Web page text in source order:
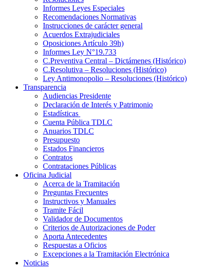
Informes Leyes Especiales
Recomendaciones Normativas
Instrucciones de carácter general
Acuerdos Extrajudiciales
Oposiciones Artículo 39h)
Informes Ley N°19.733
C.Preventiva Central – Dictámenes (Histórico)
C.Resolutiva – Resoluciones (Histórico)
Ley Antimonopolio – Resoluciones (Histórico)
Transparencia
Audiencias Presidente
Declaración de Interés y Patrimonio
Estadísticas
Cuenta Pública TDLC
Anuarios TDLC
Presupuesto
Estados Financieros
Contratos
Contrataciones Públicas
Oficina Judicial
Acerca de la Tramitación
Preguntas Frecuentes
Instructivos y Manuales
Tramite Fácil
Validador de Documentos
Criterios de Autorizaciones de Poder
Aporta Antecedentes
Respuestas a Oficios
Excepciones a la Tramitación Electrónica
Noticias